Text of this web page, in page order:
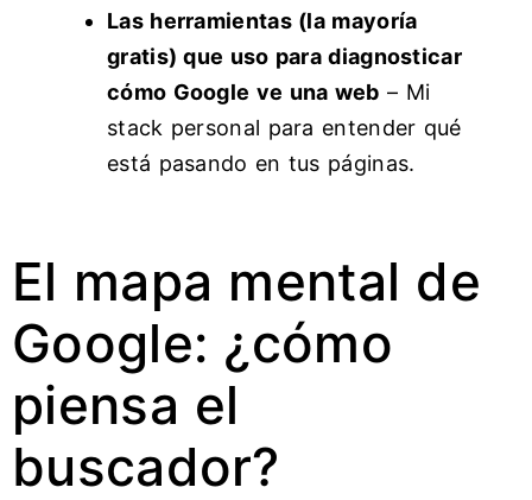
Las herramientas (la mayoría
gratis) que uso para diagnosticar
cómo Google ve una web – Mi
stack personal para entender qué
está pasando en tus páginas.
El mapa mental de
Google: ¿cómo
piensa el
buscador?